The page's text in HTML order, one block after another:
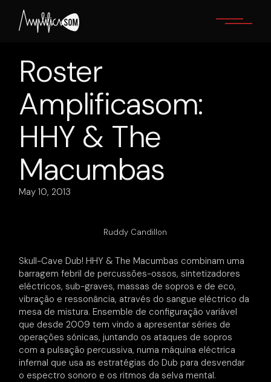
content
Roster
Amplificasom:
HHY & The
Macumbas
May 10, 2013
Ruddy Candillon
Skull-Cave Dub! HHY & The Macumbas combinam uma
barragem febril de percussões-ossos, sintetizadores
eléctricos, sub-graves, massas de sopros e de eco,
vibração e ressonância, através do sangue eléctrico da
mesa de mistura. Ensemble de configuração variável
que desde 2009 tem vindo a apresentar séries de
operações sónicas, juntando os ataques de sopros
com a pulsação percussiva, numa máquina eléctrica
infernal que usa as estratégias do Dub para desvendar
o espectro sonoro e os ritmos da selva mental.